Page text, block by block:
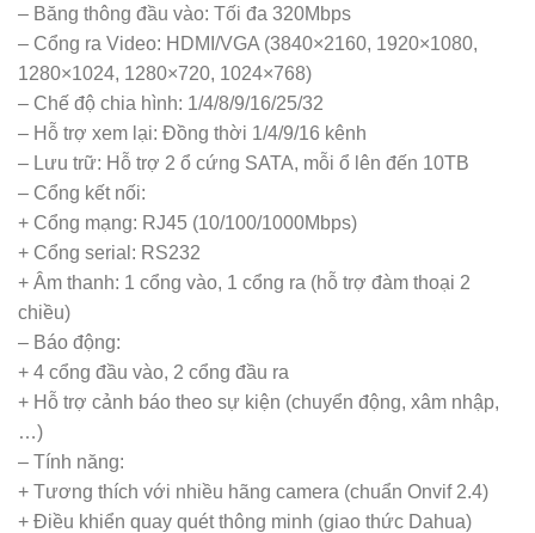
– Băng thông đầu vào: Tối đa 320Mbps
– Cổng ra Video: HDMI/VGA (3840×2160, 1920×1080,
1280×1024, 1280×720, 1024×768)
– Chế độ chia hình: 1/4/8/9/16/25/32
– Hỗ trợ xem lại: Đồng thời 1/4/9/16 kênh
– Lưu trữ: Hỗ trợ 2 ổ cứng SATA, mỗi ổ lên đến 10TB
– Cổng kết nối:
+ Cổng mạng: RJ45 (10/100/1000Mbps)
+ Cổng serial: RS232
+ Âm thanh: 1 cổng vào, 1 cổng ra (hỗ trợ đàm thoại 2
chiều)
– Báo động:
+ 4 cổng đầu vào, 2 cổng đầu ra
+ Hỗ trợ cảnh báo theo sự kiện (chuyển động, xâm nhập,
…)
– Tính năng:
+ Tương thích với nhiều hãng camera (chuẩn Onvif 2.4)
+ Điều khiển quay quét thông minh (giao thức Dahua)